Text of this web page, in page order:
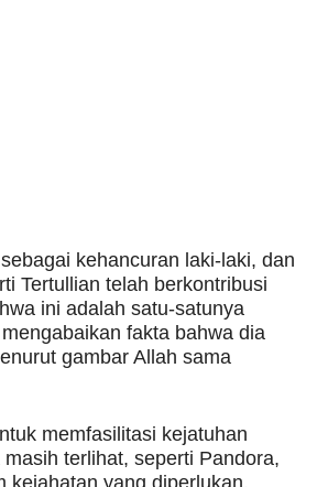
kehancuran laki-laki, dan
Tertullian telah berkontribusi
ini adalah satu-satunya
fakta bahwa dia
gambar Allah sama
memfasilitasi kejatuhan
terlihat, seperti Pandora,
kejahatan yang diperlukan.